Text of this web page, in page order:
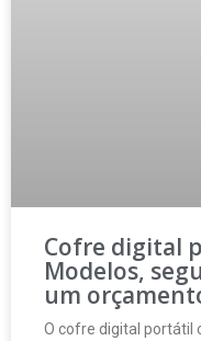
Cofre digital
Modelos,
um
O cofre digital portátil